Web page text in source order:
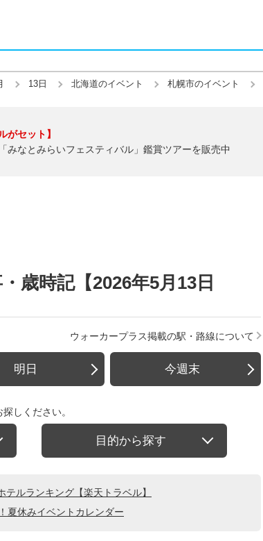
13日 北海道のイベント 札幌市のイベント
がセット】
みなとみらいフェスティバル」鑑賞ツアーを販売中
歳時記【2026年5月13日
ウォーカープラス掲載の駅・路線について
明日 今週末
しください。
目的から探す
ルランキング【楽天トラベル】
夏休みイベントカレンダー